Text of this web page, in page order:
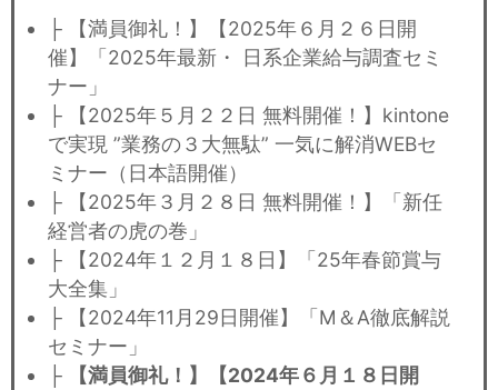
├ 【満員御礼！】【2025年６月２６日開
催】「2025年最新・ 日系企業給与調査セミ
ナー」
├ 【2025年５月２２日 無料開催！】kintone
で実現 ”業務の３大無駄” 一気に解消WEBセ
ミナー（日本語開催）
├ 【2025年３月２８日 無料開催！】「新任
経営者の虎の巻」
├ 【2024年１２月１８日】「25年春節賞与
大全集」
├ 【2024年11月29日開催】「M＆A徹底解説
セミナー」
├
【満員御礼！】【2024年６月１８日開